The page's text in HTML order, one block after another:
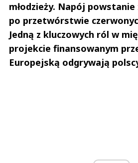
młodzieży. Napój powstanie
po przetwórstwie
Jedną z kluczowych ról w
projekcie finansowanym
Europejską odgrywają